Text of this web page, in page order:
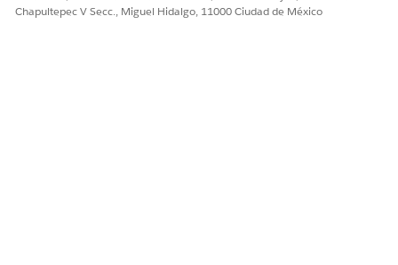
Chapultepec V Secc., Miguel Hidalgo, 11000 Ciudad de México